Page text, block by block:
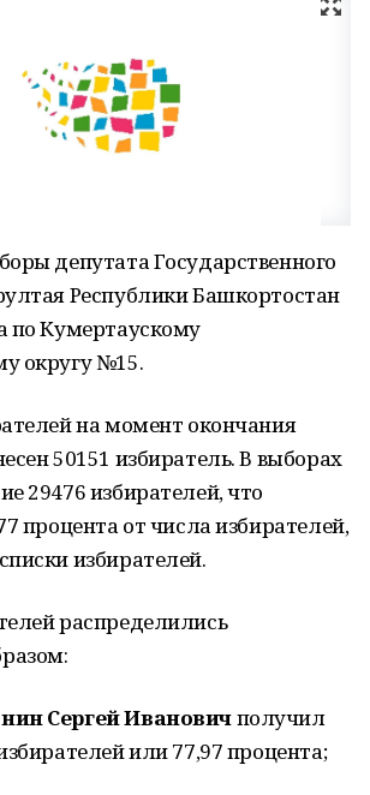
депутата Государственного
Республики Башкортостан
по Кумертаускому
округу №15.
на момент окончания
50151 избиратель. В выборах
29476 избирателей, что
процента от числа избирателей,
избирателей.
распределились
Сергей Ивановичполучил
или 77,97 процента;